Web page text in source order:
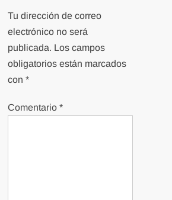
Tu dirección de correo
electrónico no será
publicada. Los campos
obligatorios están marcados
con*
Comentario*